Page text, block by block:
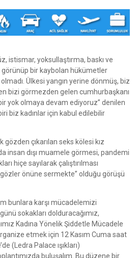
istismar, yoksullaştırma, baskı ve
bir kaybolan hükümetler
Ülkesi yangın yerine dönmüş, biz
bizi görmezden gelen cumhurbaşkanı
yok olmaya devam ediyoruz” denilen
biz kadınlar için kabul edilebilir
gözden çıkarılan seks kölesi kız
insan dışı muamele görmesi, pandemi
hiçe sayılarak çalıştırılması
gözler önüne sermekte” olduğu görüşü
bunlara karşı mücadelemizi
sokakları dolduracağımız,
Kadına Yönelik Şiddetle Mücadele
etmek için 12 Kasım Cuma saat
(Ledra Palace ışıkları)
buluşalım. Bu düzene bir